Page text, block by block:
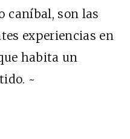
caníbal, son las
experiencias en
habita un
~